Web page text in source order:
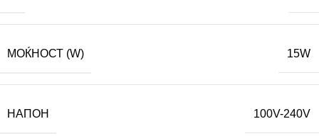
МОЌНОСТ (W) 15W
НАПОН 100V-240V